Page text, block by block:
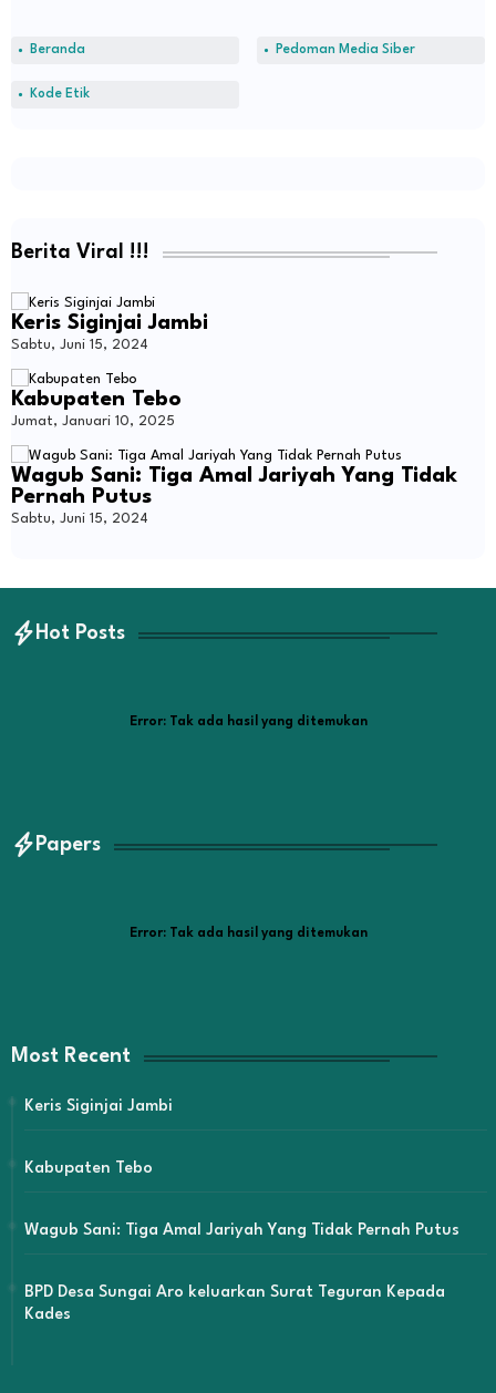
Beranda Pedoman Media Siber
Kode Etik
Berita Viral !!!
Keris Siginjai Jambi
Sabtu, Juni 15, 2024
Kabupaten Tebo
Jumat, Januari 10, 2025
Wagub Sani: Tiga Amal Jariyah Yang Tidak
Pernah Putus
Sabtu, Juni 15, 2024
Hot Posts
Error:Tak ada hasil yang ditemukan
Papers
Error:Tak ada hasil yang ditemukan
Most Recent
Keris Siginjai Jambi
Kabupaten Tebo
Wagub Sani: Tiga Amal Jariyah Yang Tidak Pernah Putus
BPD Desa Sungai Aro keluarkan Surat Teguran Kepada
Kades